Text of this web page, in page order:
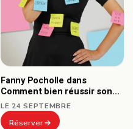
Fanny Pocholle dans
Comment bien réussir son
burn-out ?
LE 24 SEPTEMBRE
Réserver